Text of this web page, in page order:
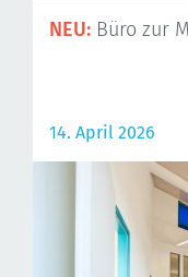
NEU: Büro zur
14. April 2026